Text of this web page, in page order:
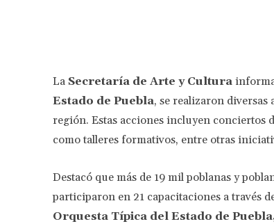
La Secretaría de Arte y Cultura
Estado de Puebla, se realizaron
región. Estas acciones incluyen conciertos
como talleres formativos, entre otras
Destacó que más de 19 mil poblanas y
participaron en 21 capacitaciones a través
Orquesta Típica del Estado de